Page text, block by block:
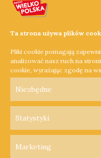
Ta strona używa plików
Pliki cookie pomagają
analizować nasz ruch na
cookie, wyrażając zgodę na
Niezbędne
Statystyki
Marketing
luminescencyjne. Jak
dzięki tej inwestycji
relaksu.
Dowiedz się więcej »